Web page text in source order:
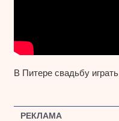
В Питере свадьбу играть
РЕКЛАМА